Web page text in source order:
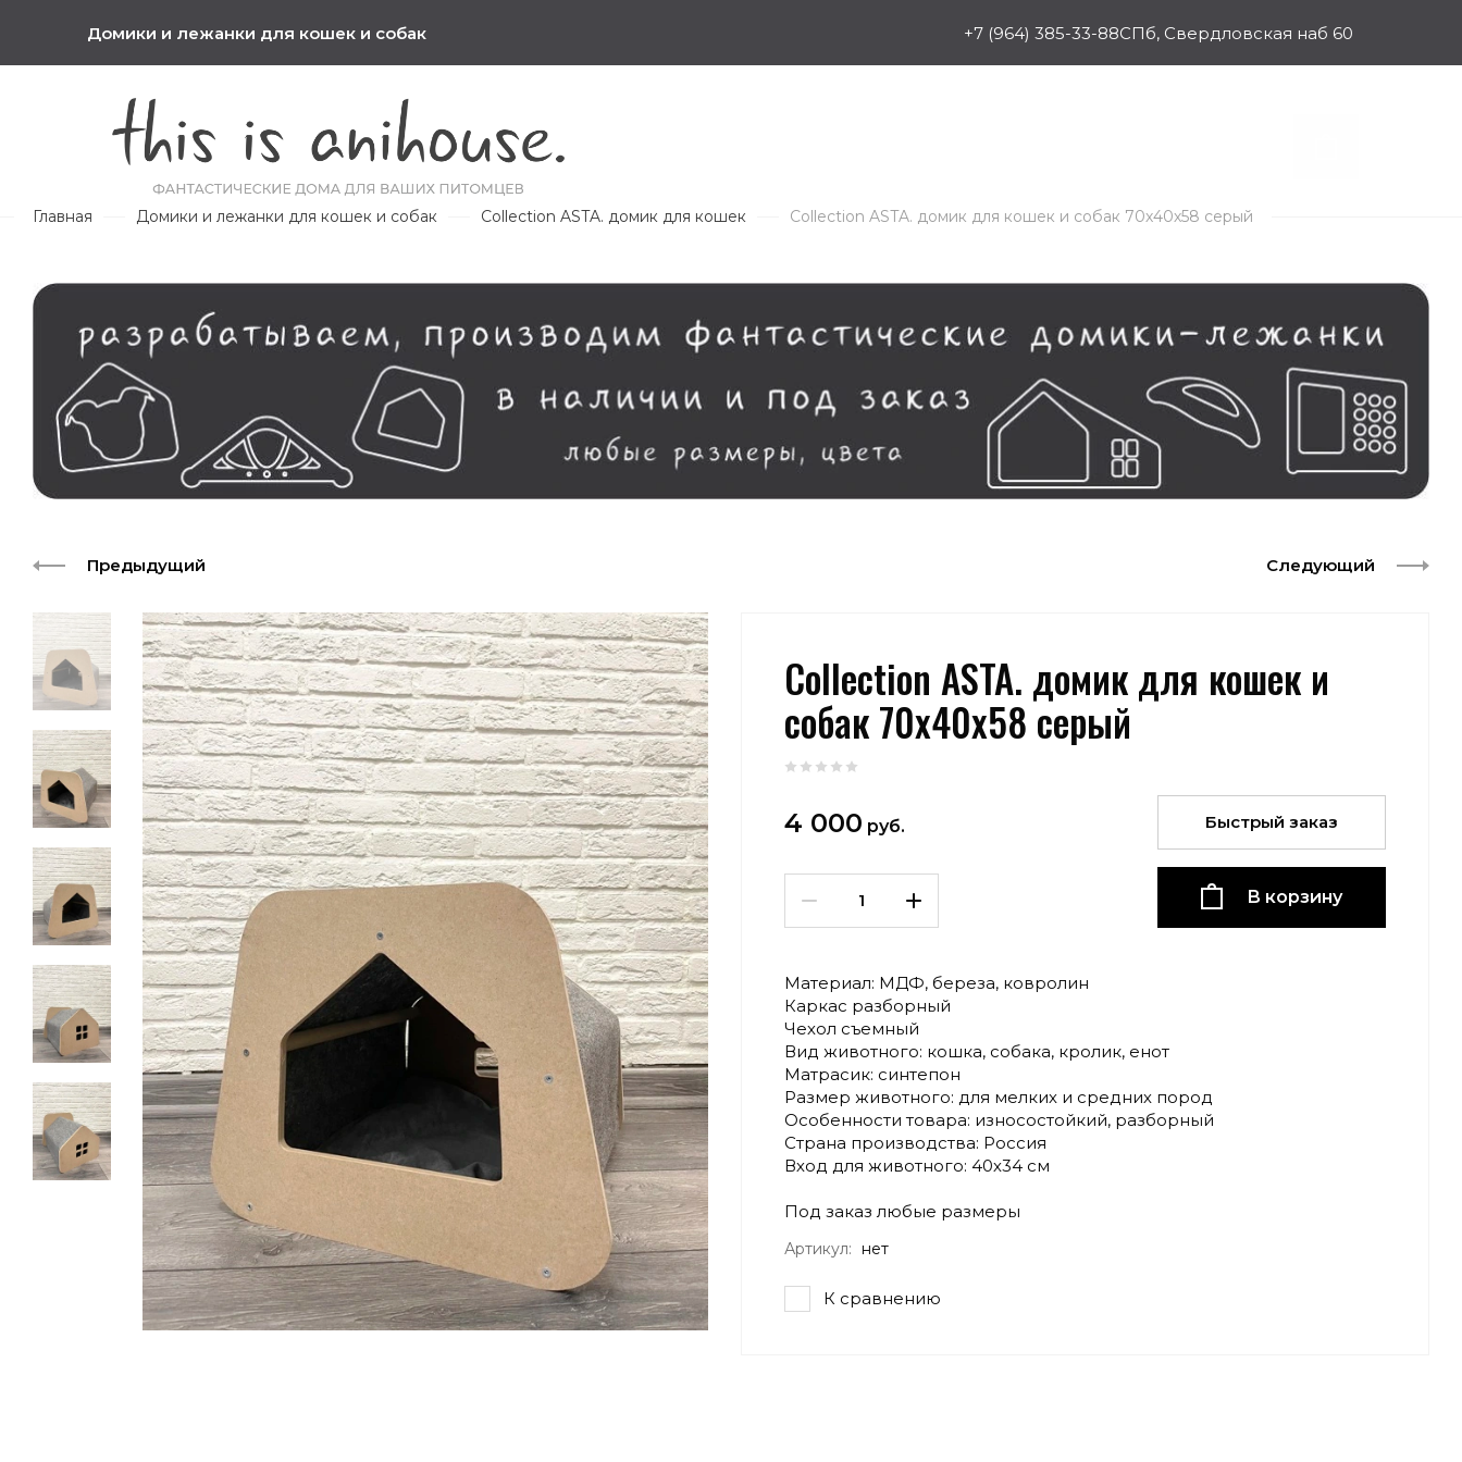
Домики и лежанки для кошек и собак +7 (964) 385-33-88СПб, Свердловская наб 60
Главная Домики и лежанки для кошек и собак Collection ASTA. домик для кошек Collection ASTA. домик для кошек и собак 70х40х58 серый
Предыдущий Следующий
Collection ASTA. домик для кошек и
собак 70х40х58 серый
4 000 руб.
В корзину
Быстрый заказ
Материал: МДФ, береза, ковролин
Каркас разборный
Чехол съемный
Вид животного: кошка, собака, кролик, енот
Матрасик: синтепон
Размер животного: для мелких и средних пород
Особенности товара: износостойкий, разборный
Страна производства: Россия
Вход для животного: 40х34 см
Под заказ любые размеры
Артикул: нет
К сравнению